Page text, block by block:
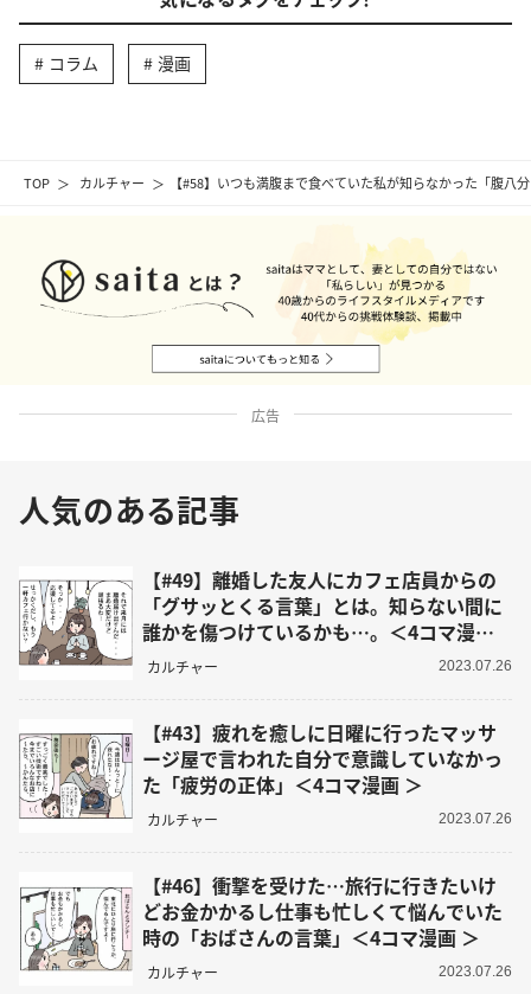
TOP カルチャー 【#58】いつも満腹まで食べていた私が知らなかった「腹八
コラム 漫画
広告
人気のある記事
【#49】離婚した友人にカフェ店員からの
「グサッとくる言葉」とは。知らない間に
誰かを傷つけているかも…。＜4コマ漫画
＞
カルチャー 2023.07.26
【#43】疲れを癒しに日曜に行ったマッサ
ージ屋で言われた自分で意識していなかっ
た「疲労の正体」＜4コマ漫画 ＞
カルチャー 2023.07.26
【#46】衝撃を受けた…旅行に行きたいけ
どお金かかるし仕事も忙しくて悩んでいた
時の「おばさんの言葉」＜4コマ漫画 ＞
カルチャー 2023.07.26